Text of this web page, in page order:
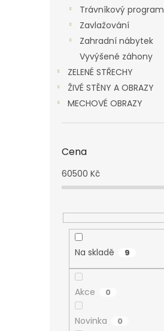
Trávníkový program
Zavlažování
Zahradní nábytek
Vyvýšené záhony
ZELENÉ STŘECHY
ŽIVÉ STĚNY A OBRAZY
MECHOVÉ OBRAZY
Cena
60500 Kč
Na skladě 9
Akce 0
Novinka 0